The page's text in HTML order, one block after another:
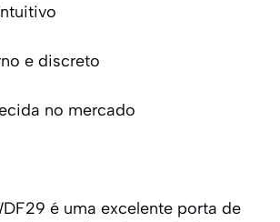
e discreto
no mercado
é uma excelente porta de